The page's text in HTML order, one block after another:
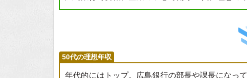
50代の理想年収
年代的にはトップ。広島銀行の部長や課長になっ